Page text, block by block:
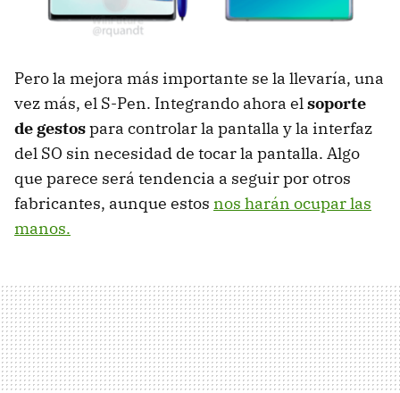
Pero la mejora más importante se la llevaría, una
vez más, el S-Pen. Integrando ahora el soporte
de gestospara controlar la pantalla y la interfaz
del SO sin necesidad de tocar la pantalla. Algo
que parece será tendencia a seguir por otros
fabricantes, aunque estos nos harán ocupar las
manos.